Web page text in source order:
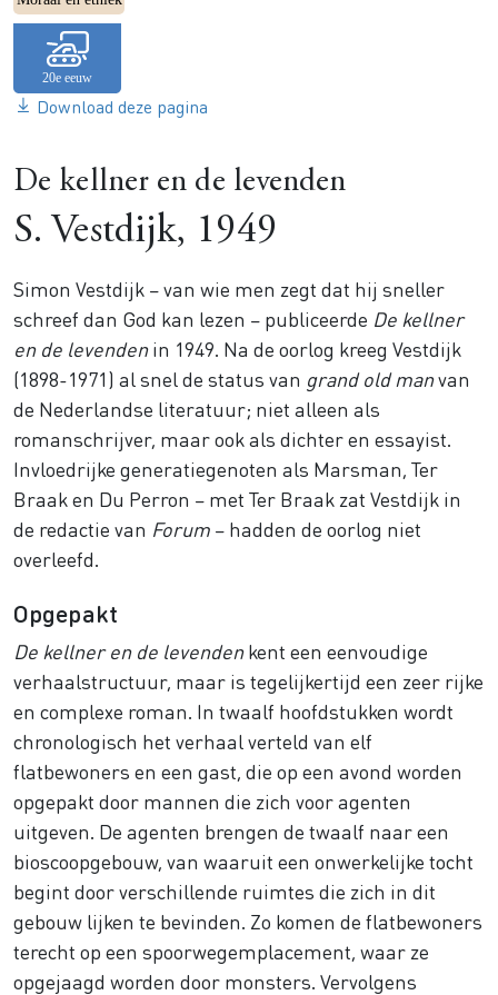
Download deze pagina
De kellner en de levenden
S. Vestdijk, 1949
Simon Vestdijk – van wie men zegt dat hij sneller
schreef dan God kan lezen – publiceerde De kellner
en de levendenin 1949. Na de oorlog kreeg Vestdijk
(1898-1971) al snel de status van grand old manvan
de Nederlandse literatuur; niet alleen als
romanschrijver, maar ook als dichter en essayist.
Invloedrijke generatiegenoten als Marsman, Ter
Braak en Du Perron – met Ter Braak zat Vestdijk in
de redactie van Forum – hadden de oorlog niet
overleefd.
Opgepakt
De kellner en de levendenkent een eenvoudige
verhaalstructuur, maar is tegelijkertijd een zeer rijke
en complexe roman. In twaalf hoofdstukken wordt
chronologisch het verhaal verteld van elf
flatbewoners en een gast, die op een avond worden
opgepakt door mannen die zich voor agenten
uitgeven. De agenten brengen de twaalf naar een
bioscoopgebouw, van waaruit een onwerkelijke tocht
begint door verschillende ruimtes die zich in dit
gebouw lijken te bevinden. Zo komen de flatbewoners
terecht op een spoorwegemplacement, waar ze
opgejaagd worden door monsters. Vervolgens